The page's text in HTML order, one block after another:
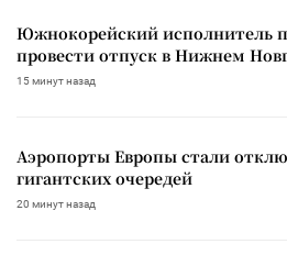
Южнокорейский исполнитель
провести отпуск в Нижнем
15 минут назад
Аэропорты Европы стали
гигантских очередей
20 минут назад